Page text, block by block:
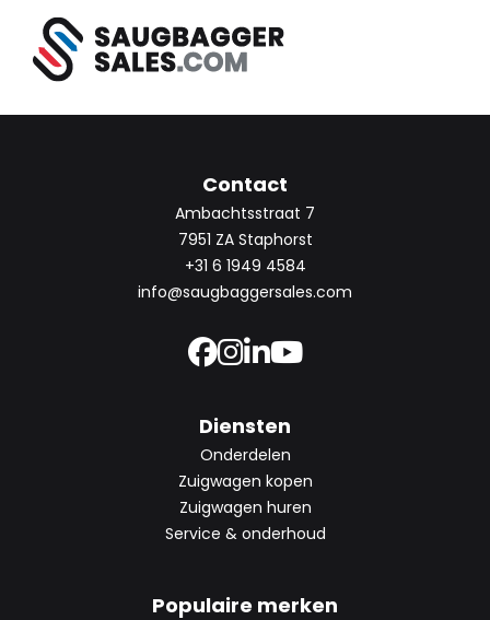
Contact
Ambachtsstraat 7
7951 ZA Staphorst
+31 6 1949 4584
info@saugbaggersales.com
Diensten
Onderdelen
Zuigwagen kopen
Zuigwagen huren
Service & onderhoud
Populaire merken